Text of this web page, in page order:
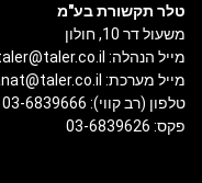
טלר תקשורת בע"מ
משעול דר 10, חולון
מייל הנהלה: taler@taler.co.il
מייל מערכת: anat@taler.co.il
טלפון (רב קווי): 03-6839666
פקס: 03-6839626